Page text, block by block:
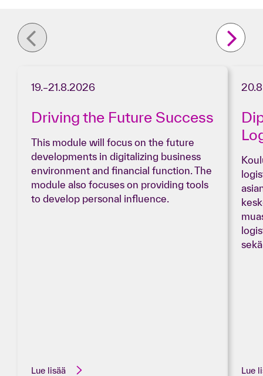
19.–21.8.2026
Driving the Future Success
This module will focus on the future
developments in digitalizing business
environment and financial function. The
module also focuses on providing tools
to develop personal influence.
Lue lisää
Diploma in Global
Lue